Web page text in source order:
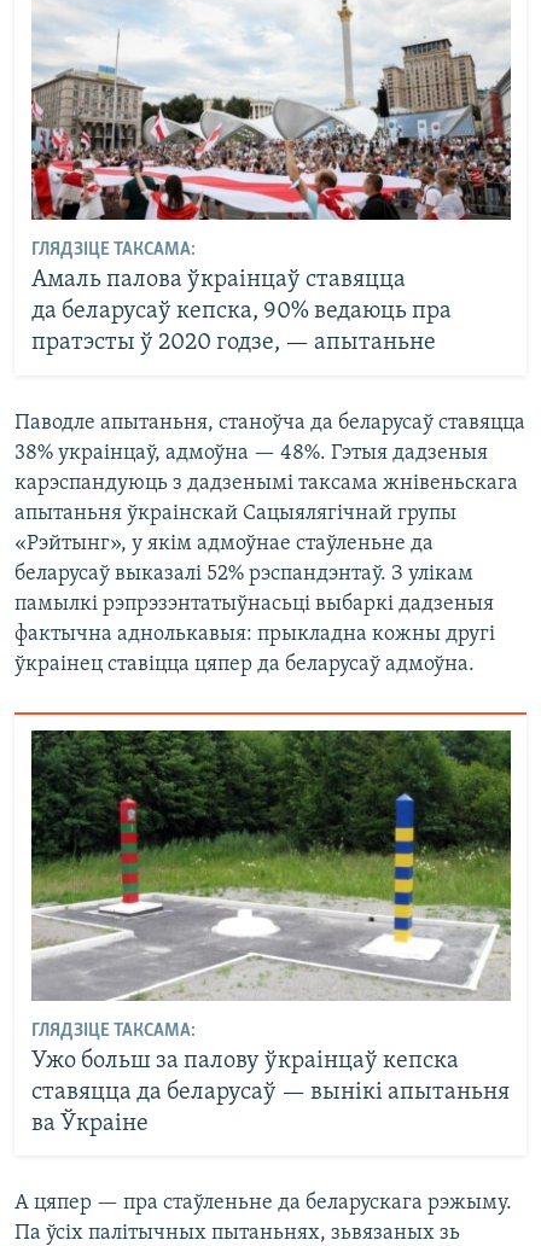
ГЛЯДЗІЦЕ ТАКСАМА:
Амаль палова ўкраінцаў ставяцца
да беларусаў кепска, 90% ведаюць пра
пратэсты ў 2020 годзе, — апытаньне
Паводле апытаньня, станоўча да беларусаў ставяцца
38% украінцаў, адмоўна — 48%. Гэтыя дадзеныя
карэспандуюць з дадзенымі таксама жнівеньскага
апытаньня ўкраінскай Сацыялягічнай групы
«Рэйтынг», у якім адмоўнае стаўленьне да
беларусаў выказалі 52% рэспандэнтаў. З улікам
памылкі рэпрэзэнтатыўнасьці выбаркі дадзеныя
фактычна аднолькавыя: прыкладна кожны другі
ўкраінец ставіцца цяпер да беларусаў адмоўна.
ГЛЯДЗІЦЕ ТАКСАМА:
Ужо больш за палову ўкраінцаў кепска
ставяцца да беларусаў — вынікі апытаньня
ва Ўкраіне
А цяпер — пра стаўленьне да беларускага рэжыму.
Па ўсіх палітычных пытаньнях, зьвязаных зь